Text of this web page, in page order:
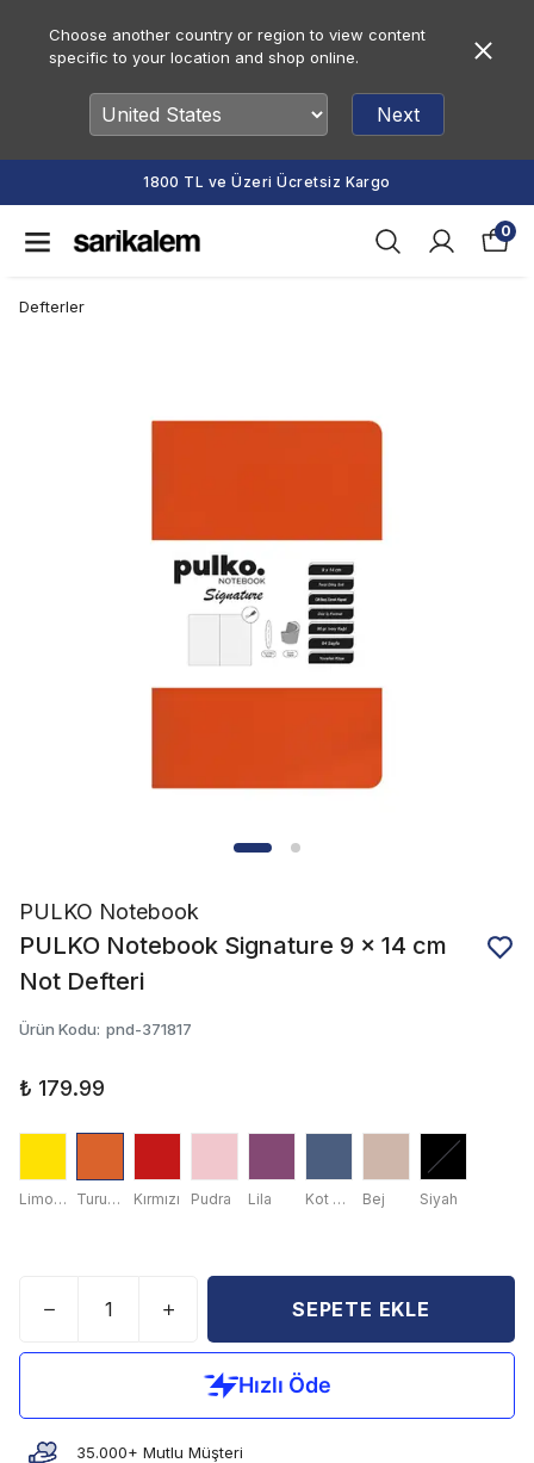
Choose another country or region to view content
specific to your location and shop online.
Next
1800 TL ve Üzeri Ücretsiz Kargo
0
Defterler
PULKO Notebook
PULKO Notebook Signature 9 x 14 cm
Not Defteri
Ürün Kodu: pnd-371817
₺ 179.99
Limon Sarısı Turuncu Kırmızı Pudra Lila Kot Mavisi Bej Siyah
SEPETE EKLE
35.000+ Mutlu Müşteri